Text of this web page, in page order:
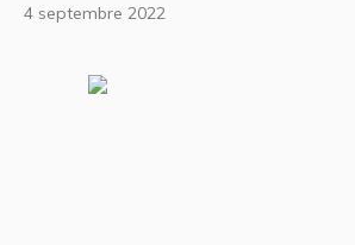
4 septembre 2022